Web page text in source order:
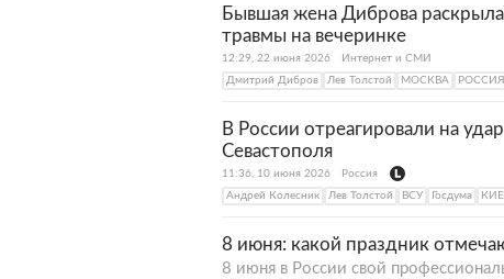
Бывшая жена Диброва
травмы на вечеринке
12:29, 22 июня 2026
Интернет и СМИ
Дмитрий Дибров
Лев Толстой МОСКВА РОССИЯ
В России отреагировали на
Севастополя
11:36, 10 июня 2026
Россия
Андрей Колесник
Лев Толстой ВСУ Госдума
8 июня: какой праздник
8 июня в России свой